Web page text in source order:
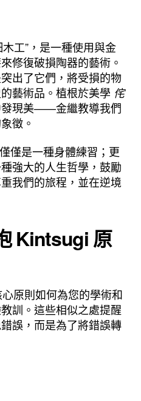
工”，是一種使用與金
修復破損陶器的藝術。
出了它們，將受損的物
藝術品。植根於美學 侘
現美——金繼教導我們
徵。
僅是一種身體練習；更
強大的人生哲學，鼓勵
我們的旅程，並在逆境
Kintsugi 原
原則如何為您的學術和
訓。這些相似之處提醒
誤，而是為了將錯誤轉